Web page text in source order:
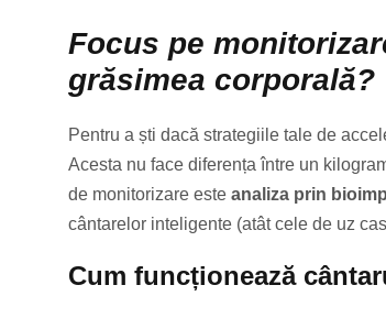
Focus pe
grăsimea corporală?
Pentru a ști dacă strategiile tale de
Acesta nu face diferența între un
de monitorizare este analiza prin
cântarelor inteligente (atât cele de uz
Cum funcționează